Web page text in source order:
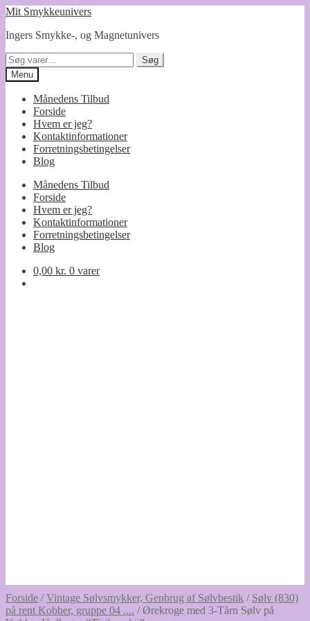
Spring
navigation
Spring
indhold
Mit Smykkeunivers
Ingers Smykke-, og Magnetunivers
Søg
efter:
Søg
Menu
Månedens Tilbud
Forside
Hvem er jeg?
Kontaktinformationer
Forretningsbetingelser
Blog
Månedens Tilbud
Forside
Hvem er jeg?
Kontaktinformationer
Forretningsbetingelser
Blog
0,00 kr. 0 varer
Forside /Vintage Sølvsmykker, Genbrug af Sølvbestik / Sølv (830)
på rent Kobber, gruppe 04 .... /Ørekroge med 3-Tårn Sølv på